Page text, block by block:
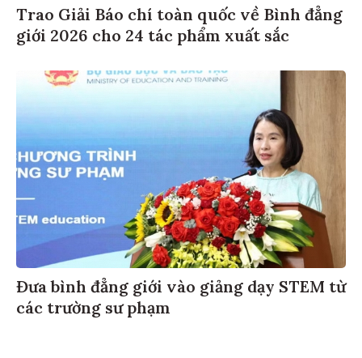
Trao Giải Báo chí toàn quốc về Bình đẳng
giới 2026 cho 24 tác phẩm xuất sắc
Đưa bình đẳng giới vào giảng dạy STEM từ
các trường sư phạm